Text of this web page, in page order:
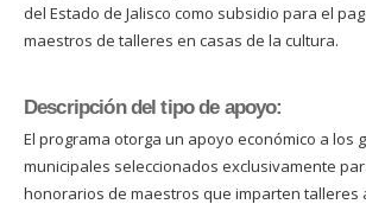
del Estado de Jalisco como subsidio para el
maestros de talleres en casas de la cultura.
Descripción del tipo de apoyo:
El programa otorga un apoyo económico a los
municipales seleccionados exclusivamente
honorarios de maestros que imparten talleres